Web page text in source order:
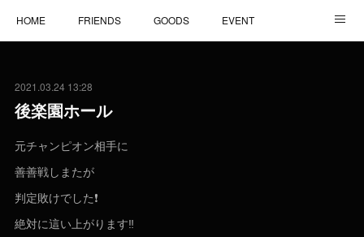
HOME FRIENDS GOODS EVENT
2021.03.24 13:28
後楽園ホール
元チャンピオン相手に
善善戦しまたが
判定敗けでした❗
絶対に這い上がります‼️